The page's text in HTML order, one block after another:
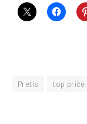
Pretis top priče